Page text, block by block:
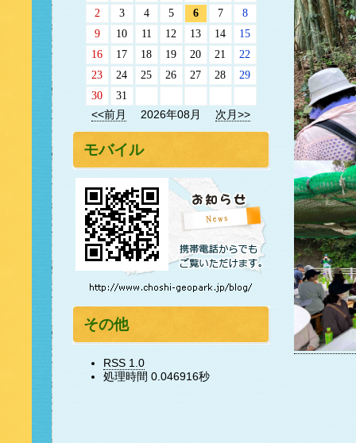
2
3 4 5 6 7
8
9
10 11 12 13 14
15
16
17 18 19 20 21
22
23
24 25 26 27 28
29
30
31
<<前月
2026年08月 次月>>
モバイル
その他
RSS 1.0
処理時間 0.046916秒